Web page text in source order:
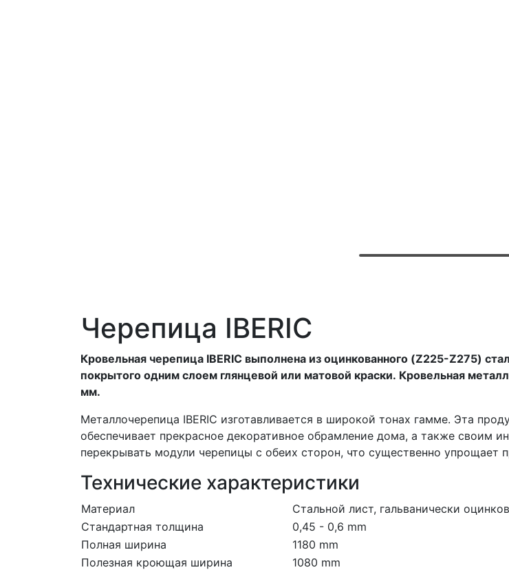
Черепица IBERIC
Кровельная черепица IBERIC выполнена из оцинкованного (Z225-Z275)
покрытого одним слоем глянцевой или матовой краски. Кровельная
мм.
Металлочерепица IBERIC изготавливается в широкой тонах гамме. Эта
обеспечивает прекрасное декоративное обрамление дома, а также своим
перекрывать модули черепицы с обеих сторон, что существенно
Технические характеристики
Материал
Стальной лист, гальванически
Стандартная толщина
0,45 - 0,6 mm
Полная ширина
1180 mm
Полезная кроющая ширина
1080 mm